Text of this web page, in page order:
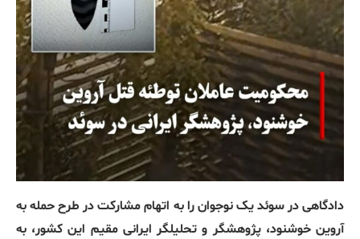
دادگاهی در سوئد یک نوجوان را به اتهام مشارکت در طرح حمله به
آروین خوشنود، پژوهشگر و تحلیلگر ایرانی مقیم این کشور، به